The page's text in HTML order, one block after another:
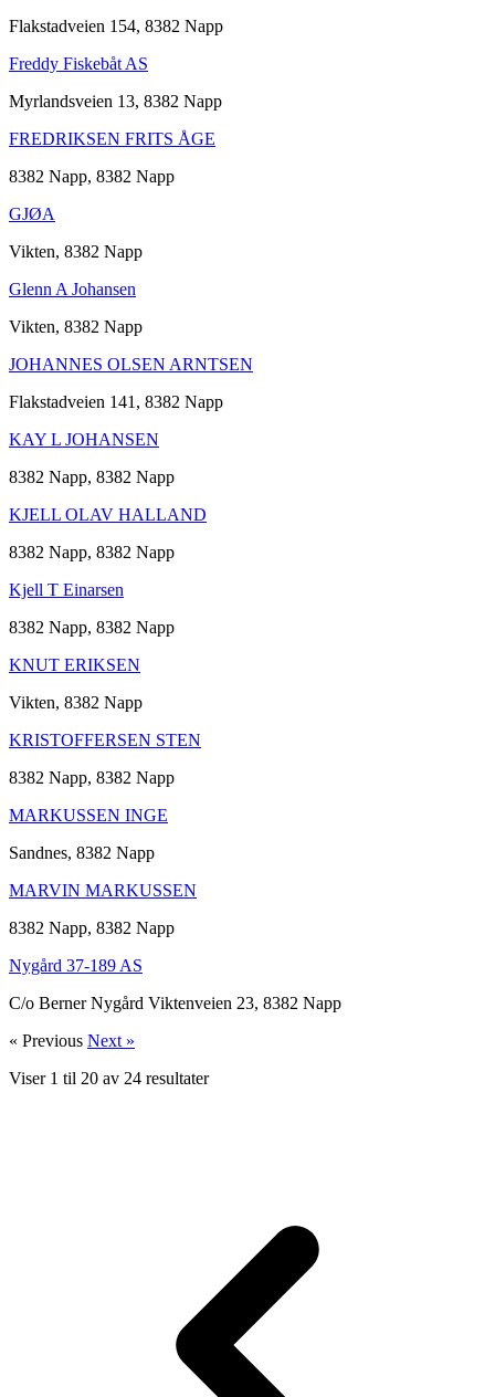
Flakstadveien 154, 8382 Napp
Freddy Fiskebåt AS
Myrlandsveien 13, 8382 Napp
FREDRIKSEN FRITS ÅGE
8382 Napp, 8382 Napp
GJØA
Vikten, 8382 Napp
Glenn A Johansen
Vikten, 8382 Napp
JOHANNES OLSEN ARNTSEN
Flakstadveien 141, 8382 Napp
KAY L JOHANSEN
8382 Napp, 8382 Napp
KJELL OLAV HALLAND
8382 Napp, 8382 Napp
Kjell T Einarsen
8382 Napp, 8382 Napp
KNUT ERIKSEN
Vikten, 8382 Napp
KRISTOFFERSEN STEN
8382 Napp, 8382 Napp
MARKUSSEN INGE
Sandnes, 8382 Napp
MARVIN MARKUSSEN
8382 Napp, 8382 Napp
Nygård 37-189 AS
C/o Berner Nygård Viktenveien 23, 8382 Napp
« Previous Next »
Viser 1 til 20 av 24 resultater